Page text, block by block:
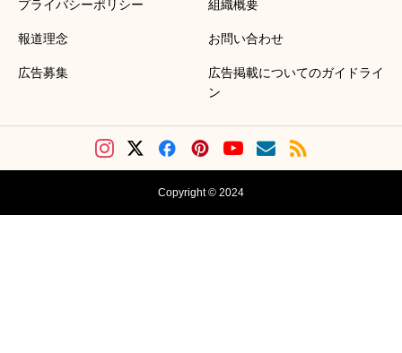
プライバシーポリシー 組織概要
報道理念 お問い合わせ
広告募集
広告掲載についてのガイドライ
ン
Copyright © 2024